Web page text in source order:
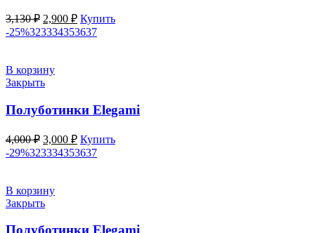
3,130₽ Первоначальная
цена
составляла
2,900 ₽Текущая
цена:
Купить
-25%323334353637
В корзину
Закрыть
Полуботинки Elegami
4,000₽ Первоначальная
цена
составляла
3,000 ₽Текущая
цена:
Купить
-29%323334353637
В корзину
Закрыть
Полуботинки Elegami